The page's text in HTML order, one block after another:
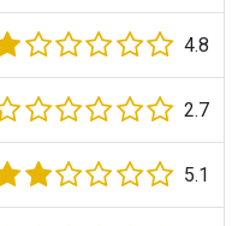
4.8
2.7
5.1